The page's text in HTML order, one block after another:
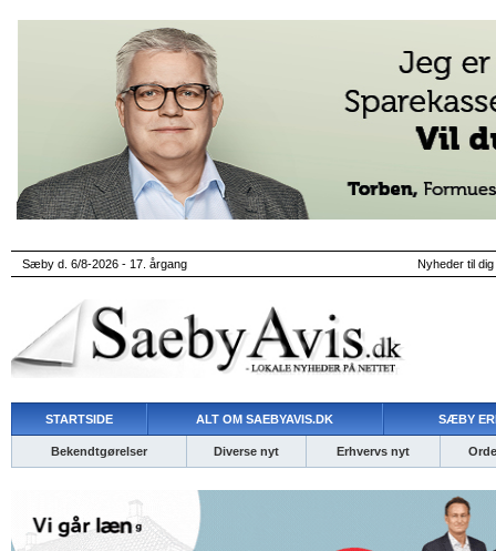
Sæby d. 6/8-2026 - 17. årgang Nyheder til
STARTSIDE ALT OM SAEBYAVIS.DK SÆBY
Bekendtgørelser Diverse nyt Erhvervs nyt